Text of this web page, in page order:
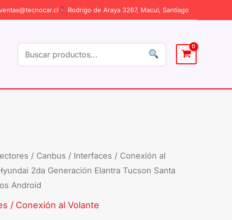
Rodrigo de Araya 3267, Macul, Santiago
/ Canbus / Interfaces / Conexión al
2da Generación Elantra Tucson Santa
Android
/ Conexión al Volante